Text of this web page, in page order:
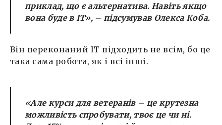
приклад, що є альтернатива. Навіть якщо
вона буде в ІТ», – підсумував Олекса Коба.
Він переконаний ІТ підходить не всім, бо це
така сама робота, як і всі інші.
«Але курси для ветеранів – це крутезна
можливість спробувати, твоє це чи ні.